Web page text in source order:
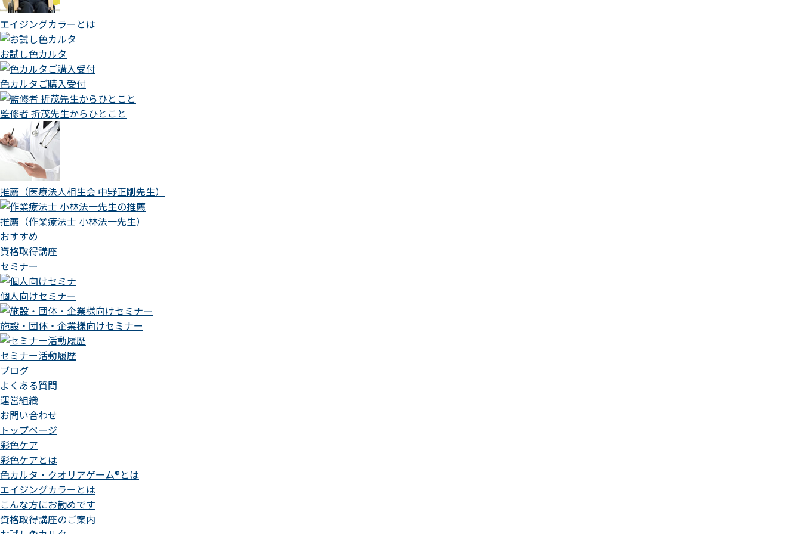
エイジングカラーとは
お試し色カルタ
色カルタご購入受付
監修者 折茂先生からひとこと
推薦（医療法人相生会 中野正剛先生）
推薦（作業療法士 小林法一先生）
おすすめ
資格取得講座
セミナー
個人向けセミナー
施設・団体・企業様向けセミナー
セミナー活動履歴
ブログ
よくある質問
運営組織
お問い合わせ
トップページ
彩色ケア
彩色ケアとは
色カルタ・クオリアゲーム®とは
エイジングカラーとは
こんな方にお勧めです
資格取得講座のご案内